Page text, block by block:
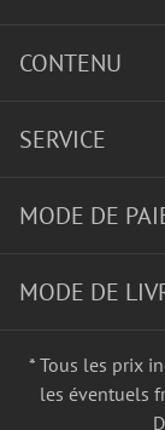
CONTENU
SERVICE
MODE DE
MODE DE
* Tous les prix
les éventuels